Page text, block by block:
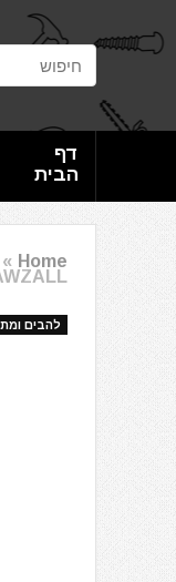
דף
הבית
Home
»
להבים